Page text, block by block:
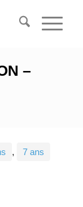
–
, 7 ans